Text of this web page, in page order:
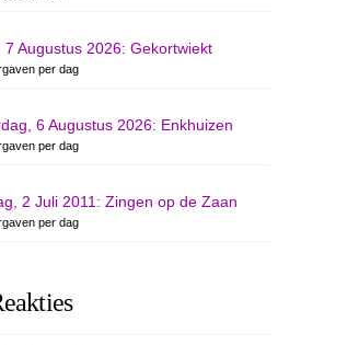
7 Augustus 2026: Gekortwiekt
per dag
6 Augustus 2026: Enkhuizen
per dag
2 Juli 2011: Zingen op de Zaan
per dag